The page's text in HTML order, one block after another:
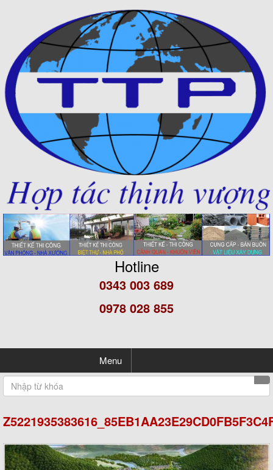
Hotline
0343 003 689
0978 028 855
Menu